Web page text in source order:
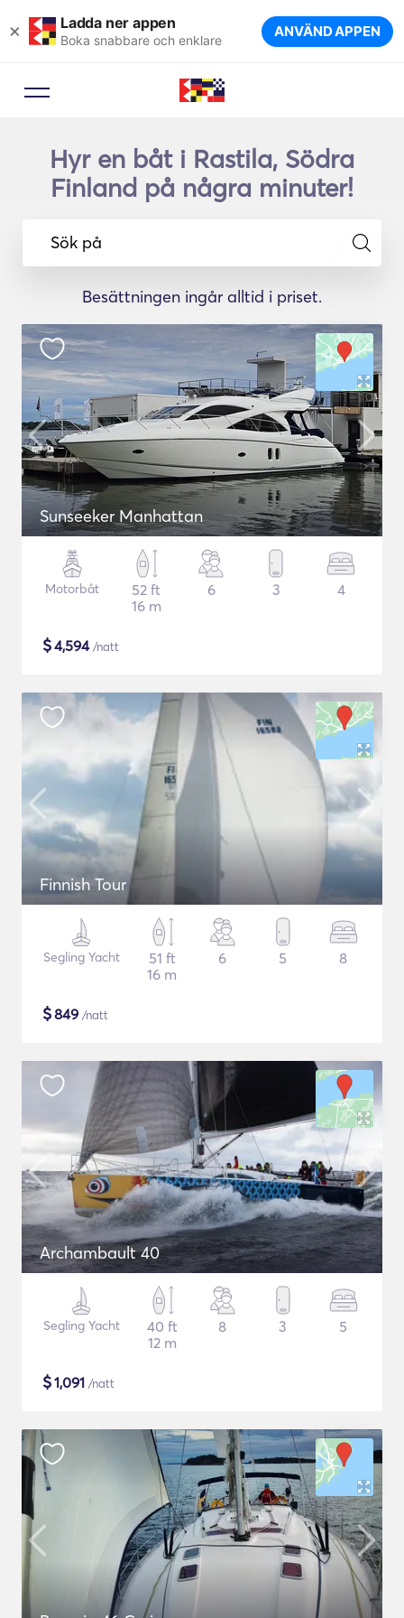
× Ladda ner appen
Boka snabbare och enklare ANVÄND APPEN
Hyr en båt i Rastila, Södra
Finland på några minuter!
Sök på
Besättningen ingår alltid i priset.
Sunseeker Manhattan
Motorbåt
52 ft
16 m
6 3 4
$4,594/natt
Finnish Tour
Segling Yacht
51 ft
16 m
6 5 8
$849 /natt
Archambault 40
Segling Yacht
40 ft
12 m
8 3 5
$1,091 /natt